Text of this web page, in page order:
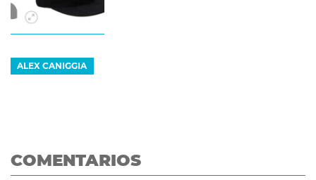
ALEX CANIGGIA
COMENTARIOS